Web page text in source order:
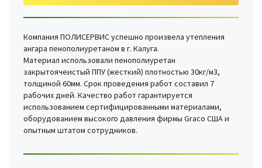
Компания ПОЛИСЕРВИС успешно произвела утепления
ангара пенополиуретаном в г. Калуга.
Материал использовали пенополиуретан
закрытоячеистый ППУ (жесткий) плотностью 30кг/м3,
толщиной 60мм. Срок проведения работ составил 7
рабочих дней. Качество работ гарантируется
использованием сертифицированными материалами,
оборудованием высокого давления фирмы Graco США и
опытным штатом сотрудников.